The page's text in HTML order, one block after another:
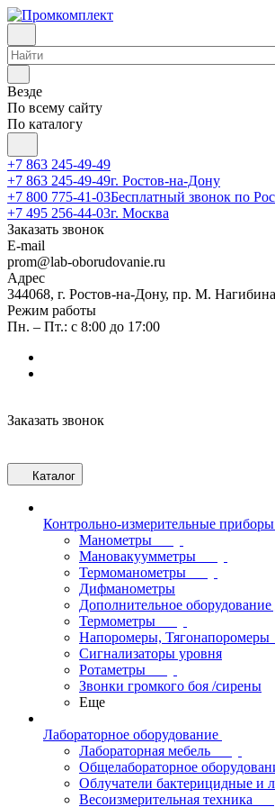
Везде
По всему сайту
По каталогу
+7 863 245-49-49
+7 863 245-49-49г. Ростов-на-Дону
+7 800 775-41-03Бесплатный звонок по
+7 495 256-44-03г. Москва
Заказать звонок
E-mail
prom@lab-oborudovanie.ru
Адрес
344068, г. Ростов-на-Дону, пр. М.
Режим работы
Пн. – Пт.: с 8:00 до 17:00
Заказать звонок
Каталог
Контрольно-измерительные приборы
Манометры
Мановакуумметры
Термоманометры
Дифманометры
Дополнительное
Термометры
Напоромеры, Тягонапоромеры
Сигнализаторы уровня
Ротаметры
Звонки громкого боя /сирены
Еще
Лабораторное оборудование
Лабораторная мебель
Общелабораторное
Облучатели бактерицидные и
Весоизмерительная техника